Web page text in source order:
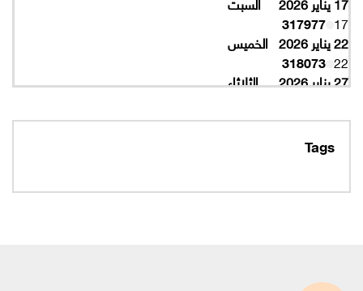
17
317977
22 يناير 2026
الخميس
22
318073
27 يناير 2026
الثلاثاء
10 فبراير 2026
الثلاثاء
319997
16 فبراير 2026
16
320005
Tags